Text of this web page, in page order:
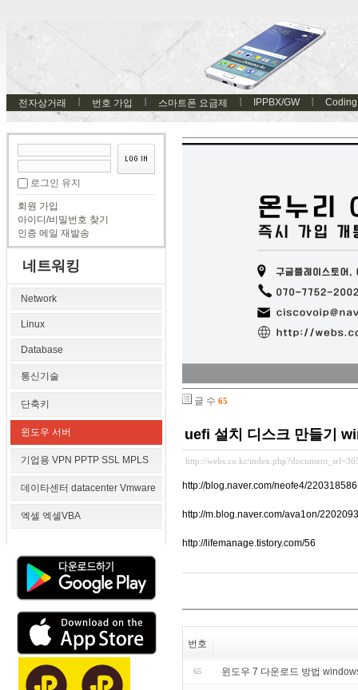
전자상거래 번호 가입 스마트폰 요금제 IPPBX/GW Coding
로그인 유지
회원 가입
아이디/비밀번호 찾기
인증 메일 재발송
네트워킹
Network
Linux
Database
통신기술
단축키
윈도우 서버
기업용 VPN PPTP SSL MPLS
데이타센터 datacenter Vmware
엑셀 엑셀VBA
글 수 65
uefi 설치 디스크 만들기
http://webs.co.kr/
http://blog.naver.com/neofe4/
http://m.blog.naver.com/ava1on/
http://lifemanage.tistory.com/56
번호
65 윈도우 7 다운로드 방법